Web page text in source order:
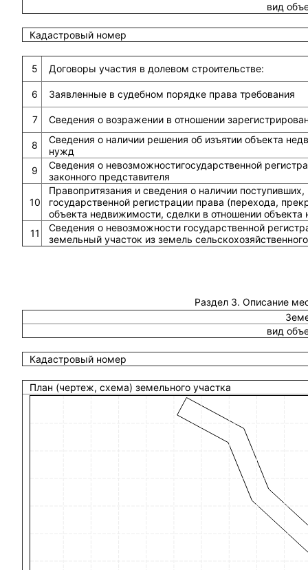
вид
Кадастровый номер
5 Договоры участия в долевом строительстве:
6 Заявленные в судебном порядке права требования
7 Сведения о возражении в отношении
8
Сведения о наличии решения об изъятии объекта
нужд
9
Сведения о невозможностигосударственной
законного представителя
10
Правопритязания и сведения о наличии
государственной регистрации права (перехода,
объекта недвижимости, сделки в отношении
11
Сведения о невозможности государственной
земельный участок из земель
Раздел 3. Описание
вид
Кадастровый номер
План (чертеж, схема) земельного участка